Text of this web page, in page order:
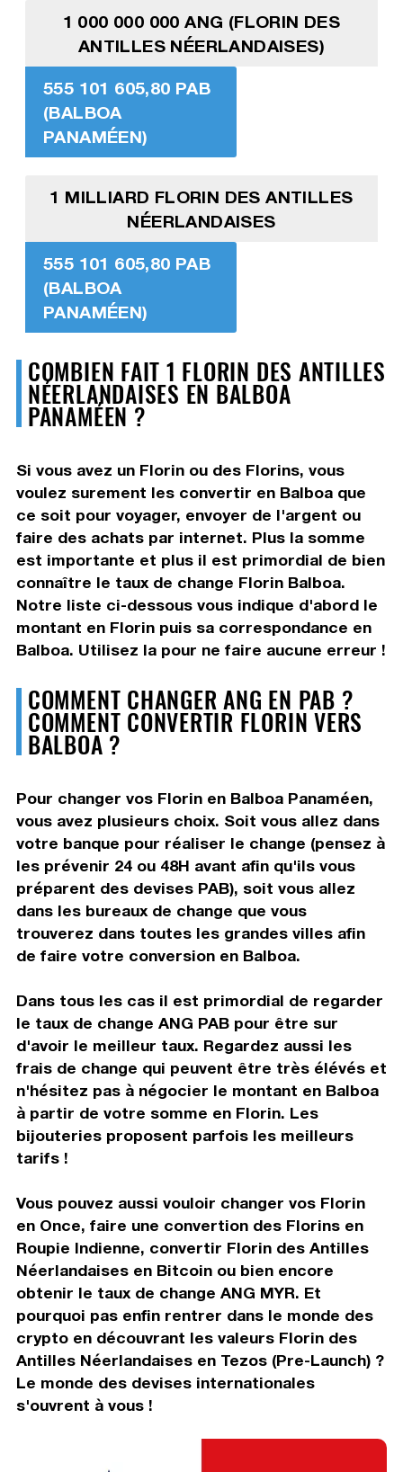
1 000 000 000 ANG (FLORIN DES
ANTILLES NÉERLANDAISES)
555 101 605,80 PAB
(BALBOA
PANAMÉEN)
1 MILLIARD FLORIN DES ANTILLES
NÉERLANDAISES
555 101 605,80 PAB
(BALBOA
PANAMÉEN)
COMBIEN FAIT 1 FLORIN DES ANTILLES
NÉERLANDAISES EN BALBOA
PANAMÉEN ?
Si vous avez un Florin ou des Florins, vous
voulez surement les convertir en Balboa que
ce soit pour voyager, envoyer de l'argent ou
faire des achats par internet. Plus la somme
est importante et plus il est primordial de bien
connaître le taux de change Florin Balboa.
Notre liste ci-dessous vous indique d'abord le
montant en Florin puis sa correspondance en
Balboa. Utilisez la pour ne faire aucune erreur !
COMMENT CHANGER ANG EN PAB ?
COMMENT CONVERTIR FLORIN VERS
BALBOA ?
Pour changer vos Florin en Balboa Panaméen,
vous avez plusieurs choix. Soit vous allez dans
votre banque pour réaliser le change (pensez à
les prévenir 24 ou 48H avant afin qu'ils vous
préparent des devises PAB), soit vous allez
dans les bureaux de change que vous
trouverez dans toutes les grandes villes afin
de faire votre conversion en Balboa.
Dans tous les cas il est primordial de regarder
le taux de change ANG PAB pour être sur
d'avoir le meilleur taux. Regardez aussi les
frais de change qui peuvent être très élévés et
n'hésitez pas à négocier le montant en Balboa
à partir de votre somme en Florin. Les
bijouteries proposent parfois les meilleurs
tarifs !
Vous pouvez aussi vouloir changer vos Florin
en Once, faire une convertion des Florins en
Roupie Indienne, convertir Florin des Antilles
Néerlandaises en Bitcoin ou bien encore
obtenir le taux de change ANG MYR. Et
pourquoi pas enfin rentrer dans le monde des
crypto en découvrant les valeurs Florin des
Antilles Néerlandaises en Tezos (Pre-Launch) ?
Le monde des devises internationales
s'ouvrent à vous !